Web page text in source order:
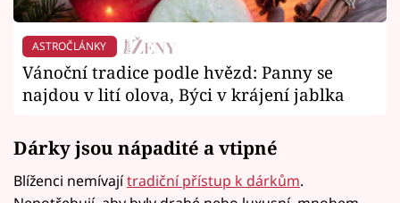
ASTROČLÁNKY
Vánoční tradice podle hvězd: Panny se
najdou v lití olova, Býci v krájení jablka
Dárky jsou nápadité a vtipné
Blíženci nemívajítradiční přístup k dárkům.